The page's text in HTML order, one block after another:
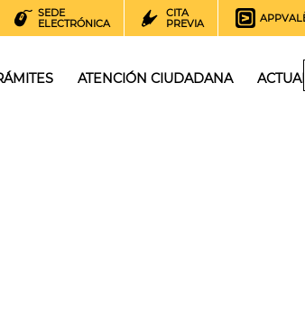
SEDE
ELECTRÓNICA
CITA
PREVIA
ATENCIÓN CIUDADANA